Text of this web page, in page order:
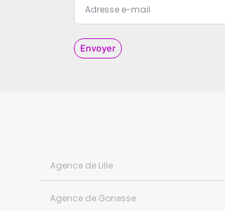
Envoyer
Agence de Lille
Agence de Gonesse